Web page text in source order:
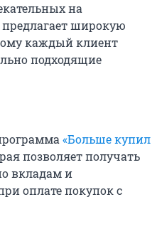
на
широкую
каждый клиент
подходящие
«Больше купил
позволяет получать
вкладам и
оплате покупок с